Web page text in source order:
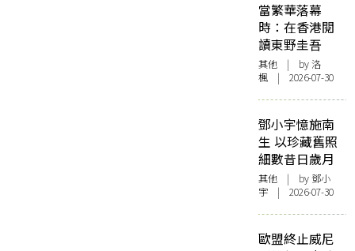
當繁華落幕
時：在香港閱
讀東野圭吾
其他 | by洛
楓 | 2026-07-30
鄧小宇憶施南
生 以珍藏舊照
細數昔日歲月
其他 | by 鄧小
宇 | 2026-07-30
歐盟終止威尼